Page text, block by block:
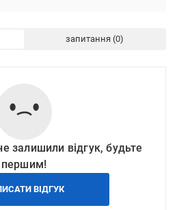
запитання
залишили відгук, будьте
першим!
ВІДГУК